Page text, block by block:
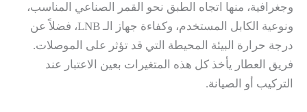
وجغرافية، منها اتجاه الطبق نحو القمر الصناعي المناسب،
ونوعية الكابل المستخدم، وكفاءة جهاز الـ LNB، فضلاً عن
درجة حرارة البيئة المحيطة التي قد تؤثر على الموصلات.
فريق العطار يأخذ كل هذه المتغيرات بعين الاعتبار عند
التركيب أو الصيانة.